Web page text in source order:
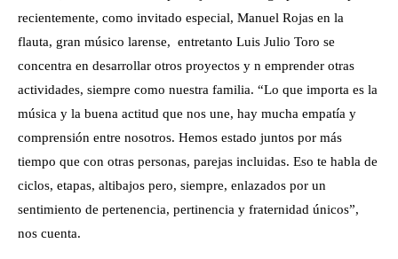
recientemente, como invitado especial, Manuel Rojas en la
flauta, gran músico larense, entretanto Luis Julio Toro se
concentra en desarrollar otros proyectos y n emprender otras
actividades, siempre como nuestra familia. “Lo que importa es la
música y la buena actitud que nos une, hay mucha empatía y
comprensión entre nosotros. Hemos estado juntos por más
tiempo que con otras personas, parejas incluidas. Eso te habla de
ciclos, etapas, altibajos pero, siempre, enlazados por un
sentimiento de pertenencia, pertinencia y fraternidad únicos”,
nos cuenta.